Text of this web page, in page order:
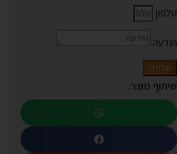
טלפון
הודעה
שליחה
שיתוף מוצר: